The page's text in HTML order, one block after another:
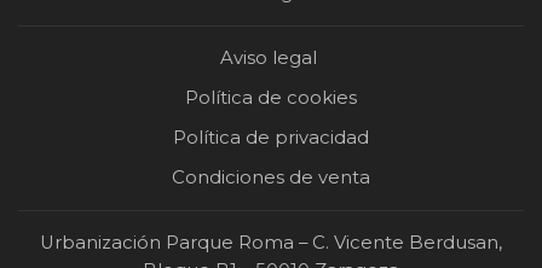
Aviso legal
Política de cookies
Política de privacidad
Condiciones de venta
Urbanización Parque Roma – C. Vicente Berdusan,